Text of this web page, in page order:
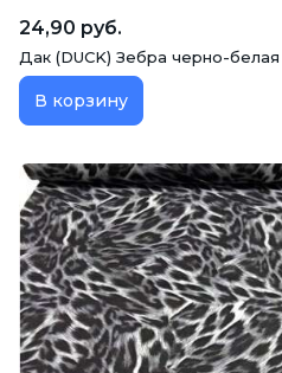
24,90 руб.
Дак (DUCK) Зебра черно-белая
В корзину